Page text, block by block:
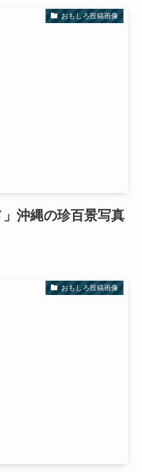
おもしろ投稿画像
」沖縄の珍百景写真
おもしろ投稿画像